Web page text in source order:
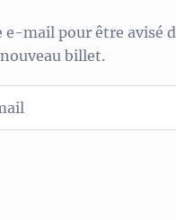
e-mail pour être avisé
billet.